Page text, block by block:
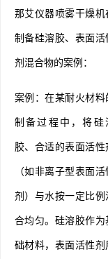
那艾仪器喷雾干燥机
制备硅溶胶、表面活
剂混合物的案例：
案例：在某耐火材料
制备过程中，将硅
胶、合适的表面活性
（如非离子型表面活
剂）与水按一定比例
合均匀。硅溶胶作为
础材料，表面活性剂